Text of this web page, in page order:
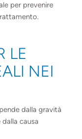
per prevenire
LE
NEI
dalla gravità
causa